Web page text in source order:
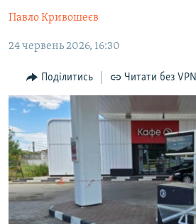
основної
навігації
Перейти
пошуку
БЛОГИ
ПОГЛЯД
ІНТЕРВ'Ю
ВСЕ ЗА ДЕНЬ
СПЕЦПРОЕКТИ
ДЕПОРТАЦІЯ
ВІДЕОУРОКИ «ELIFBE»
СВІДЧЕННЯ ОКУПАЦІЇ
ЯК ОБІЙТИ БЛОКУВАННЯ
Русский
Qırımtatar
Павло Кривошеєв
24 червень 2026, 16:30
Поділитись Читати без VPN